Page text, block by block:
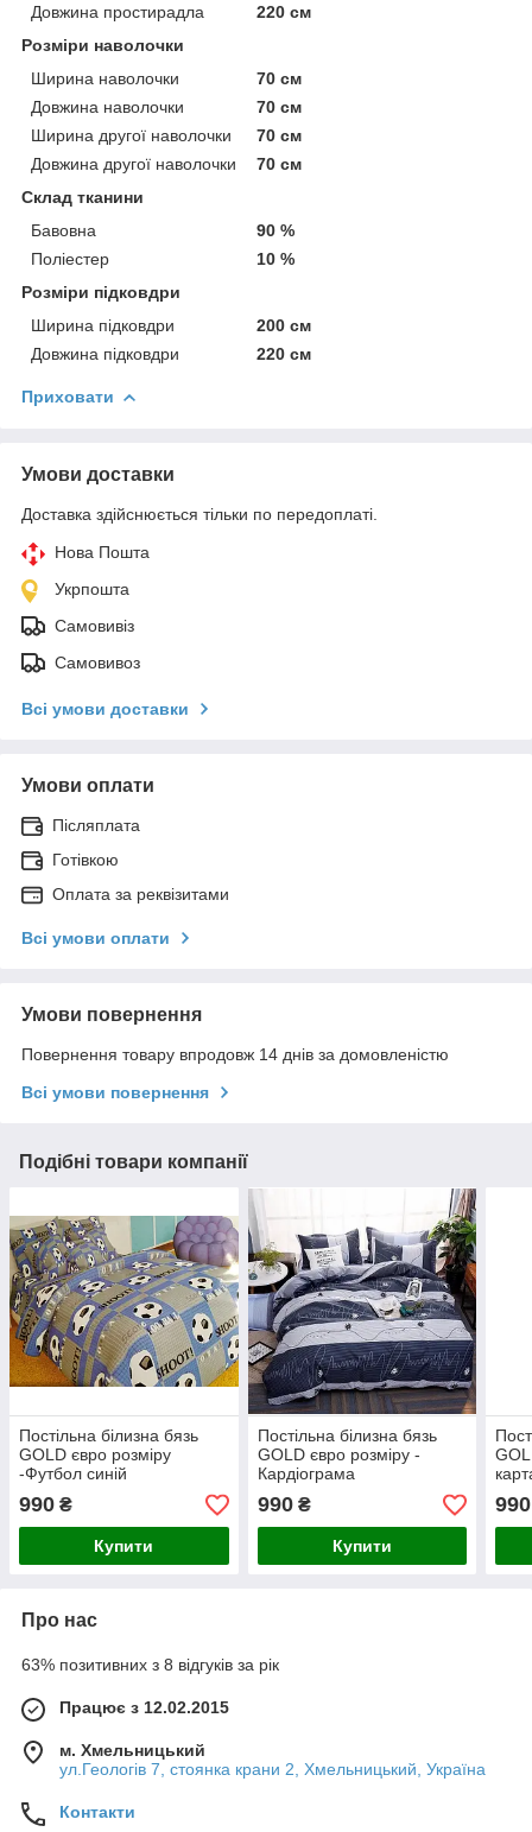
Довжина простирадла
220 см
Розміри наволочки
Ширина наволочки
70 см
Довжина наволочки
70 см
Ширина другої наволочки
70 см
Довжина другої наволочки
70 см
Склад тканини
Бавовна
90 %
Поліестер
10 %
Розміри підковдри
Ширина підковдри
200 см
Довжина підковдри
220 см
Приховати
Умови доставки
Доставка здійснюється тільки по передоплаті.
Нова Пошта
Укрпошта
Самовивіз
Самовивоз
Всі умови доставки
Умови оплати
Післяплата
Готівкою
Оплата за реквізитами
Всі умови оплати
Умови повернення
Повернення товару впродовж 14 днів за домовленістю
Всі умови повернення
Подібні товари компанії
Постільна білизна бязь
GOLD євро розміру
-Футбол синій
990 ₴
Купити
Постільна білизна бязь
GOLD євро розміру -
Кардіограма
990₴
Купити
990
Про нас
63% позитивних з 8 відгуків за рік
Працює з 12.02.2015
м. Хмельницький
ул.Геологів 7, стоянка крани 2, Хмельницький, Україна
Контакти